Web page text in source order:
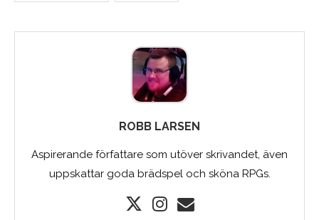
ROBB LARSEN
Aspirerande författare som utöver skrivandet, även
uppskattar goda brädspel och sköna RPGs.